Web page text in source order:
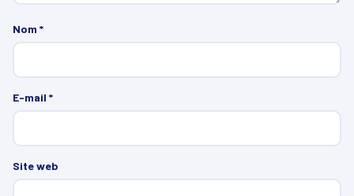
Nom *
E-mail *
Site web